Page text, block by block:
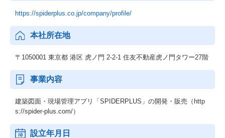
https://spiderplus.co.jp/company/profile/
本社所在地
〒1050001 東京都 港区 虎ノ門 2-2-1 住友不動産虎ノ門タワー27階
事業内容
建築図面・現場管理アプリ「SPIDERPLUS」の開発・販売（http
s://spider-plus.com/）
設立年月日